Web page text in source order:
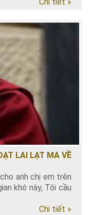
LAI LẠT MA VỀ
anh chị em trên
khó này, Tôi cầu
Chi tiết »